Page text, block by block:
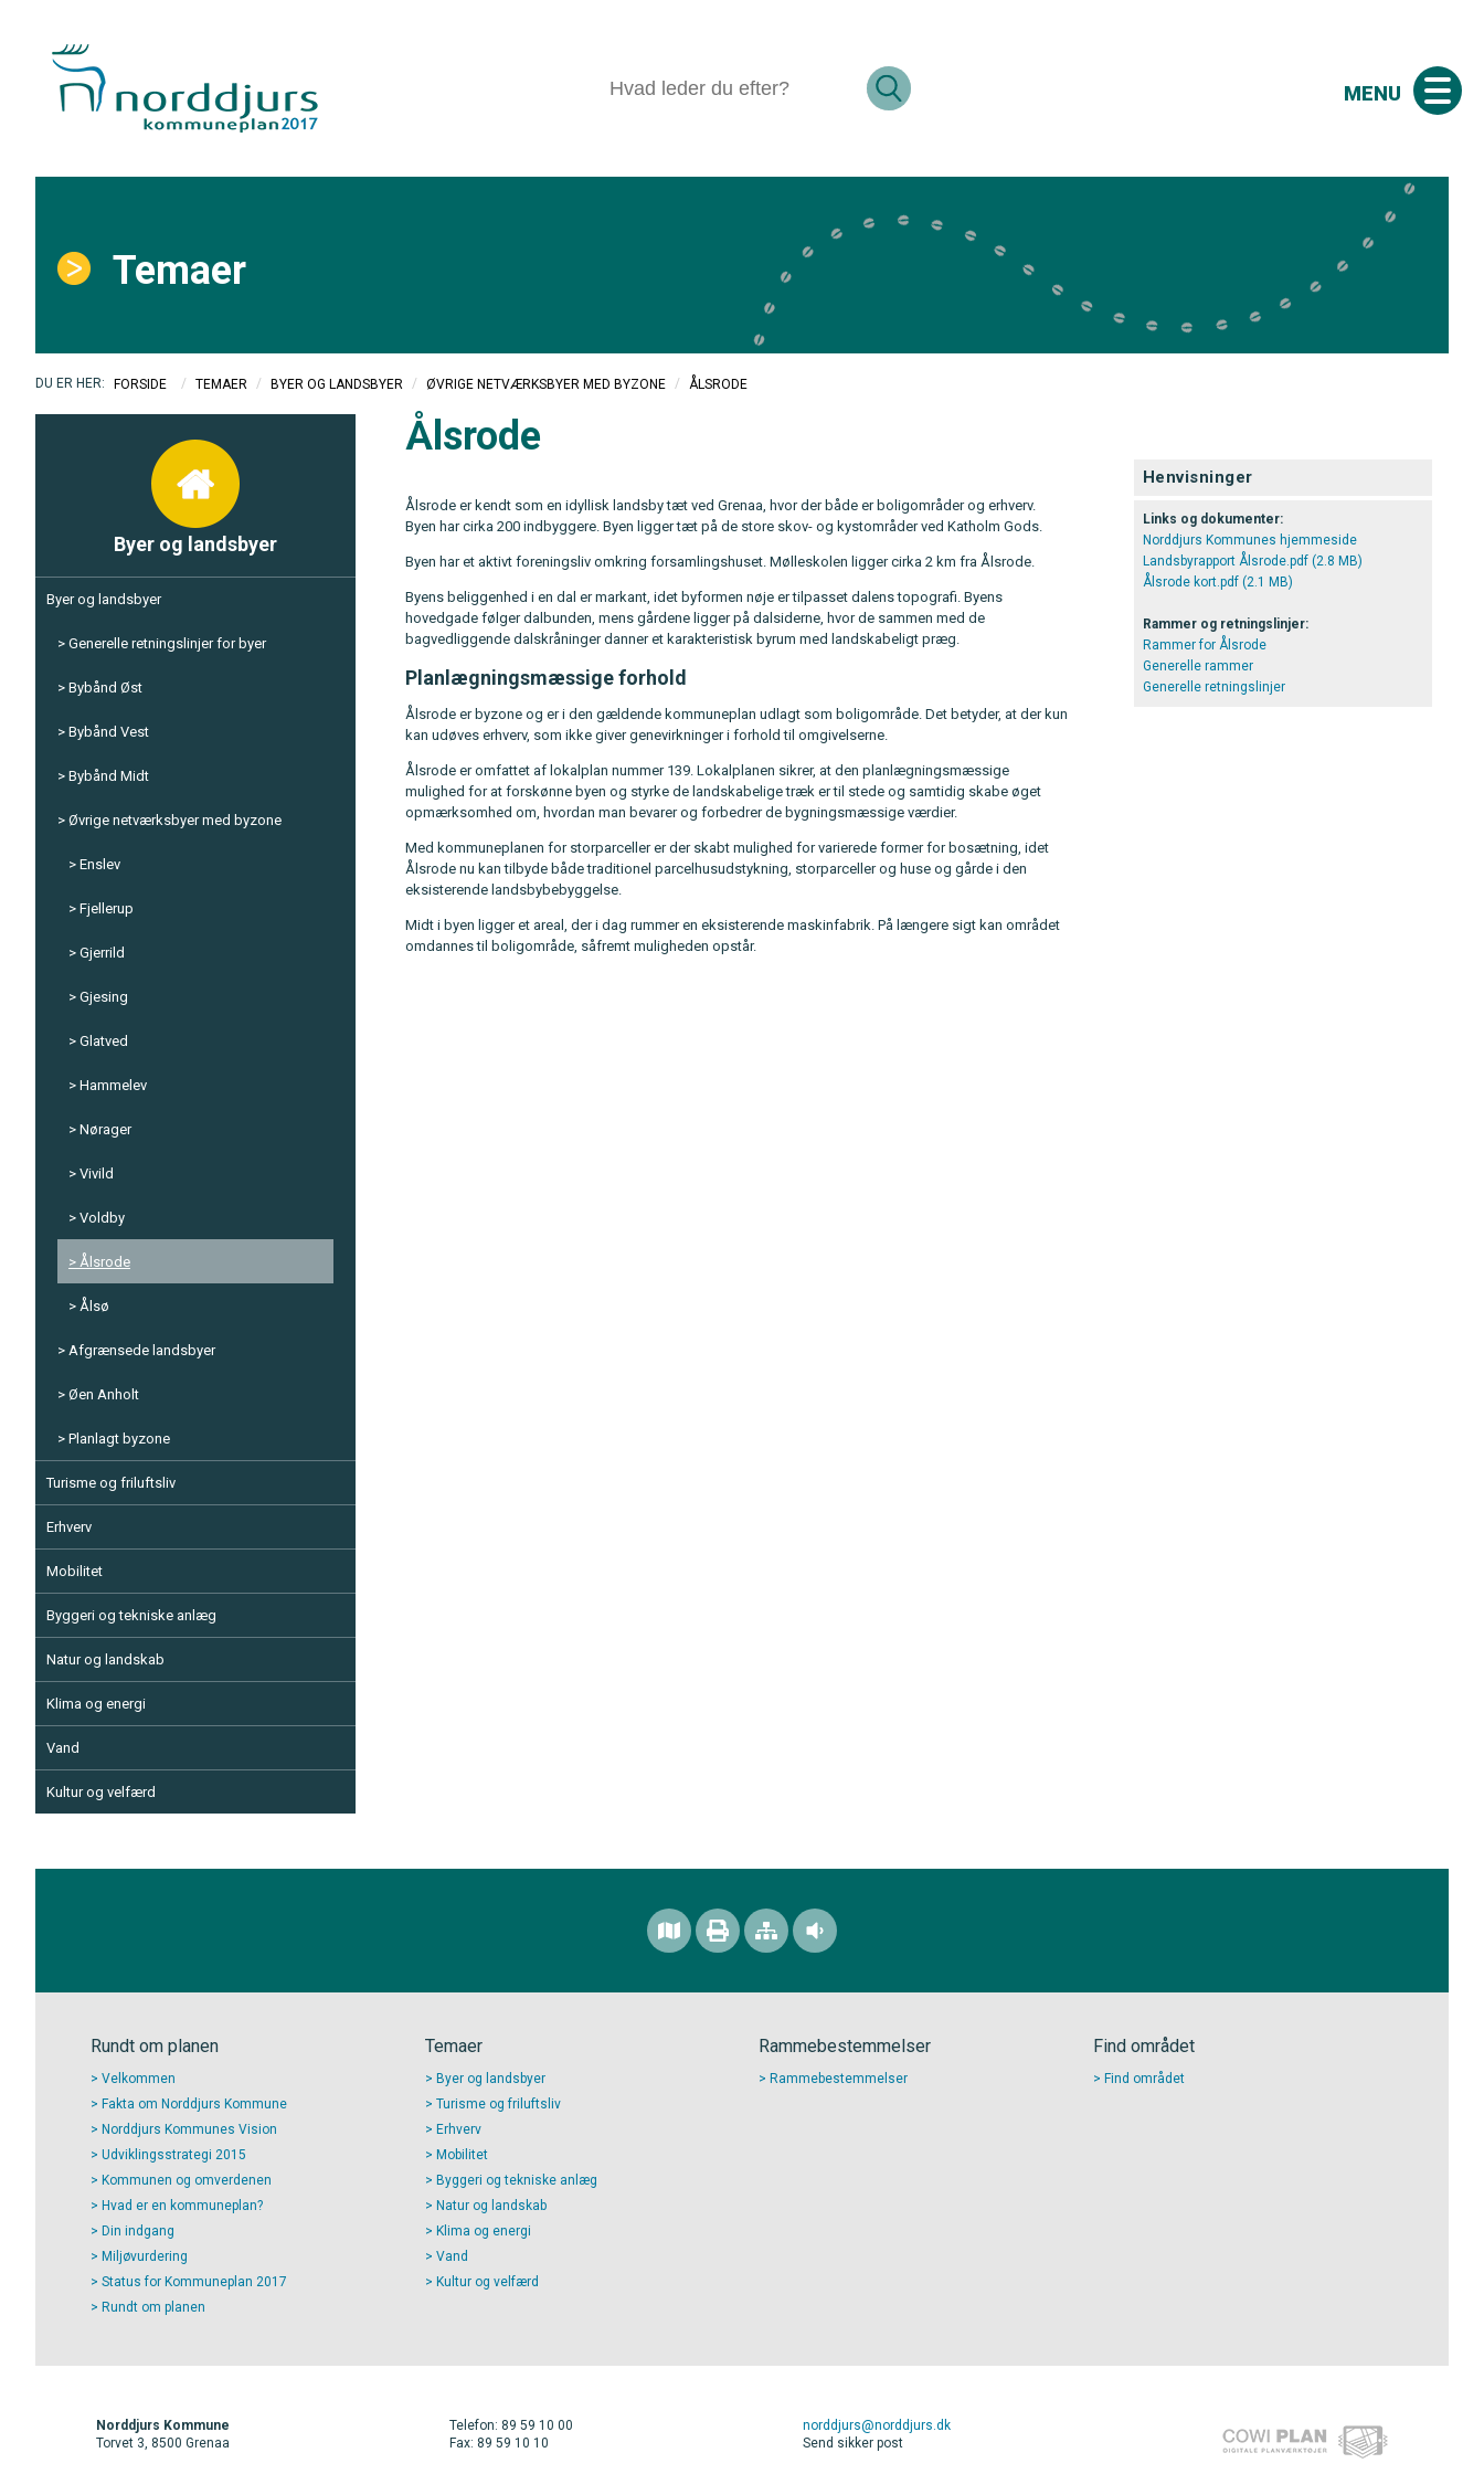
MENU
Temaer
FORSIDE / TEMAER / BYER OG LANDSBYER / ØVRIGE NETVÆRKSBYER MED BYZONE / ÅLSRODE
Byer og landsbyer
Generelle retningslinjer for byer
Bybånd Øst
Bybånd Vest
Bybånd Midt
Øvrige netværksbyer med byzone
Enslev
Fjellerup
Gjerrild
Gjesing
Glatved
Hammelev
Nørager
Vivild
Voldby
Ålsrode
Ålsø
Afgrænsede landsbyer
Øen Anholt
Planlagt byzone
Turisme og friluftsliv
Erhverv
Mobilitet
Byggeri og tekniske anlæg
Natur og landskab
Klima og energi
Vand
Kultur og velfærd
Byer og landsbyer
Ålsrode
Ålsrode er kendt som en idyllisk landsby tæt ved Grenaa, hvor der både er boligområder og erhverv.
Byen har cirka 200 indbyggere. Byen ligger tæt på de store skov- og kystområder ved Katholm Gods.
Byen har et aktivt foreningsliv omkring forsamlingshuset. Mølleskolen ligger cirka 2 km fra Ålsrode.
Byens beliggenhed i en dal er markant, idet byformen nøje er tilpasset dalens topografi. Byens
hovedgade følger dalbunden, mens gårdene ligger på dalsiderne, hvor de sammen med de
bagvedliggende dalskråninger danner et karakteristisk byrum med landskabeligt præg.
Planlægningsmæssige forhold
Ålsrode er byzone og er i den gældende kommuneplan udlagt som boligområde. Det betyder, at der kun
kan udøves erhverv, som ikke giver genevirkninger i forhold til omgivelserne.
Ålsrode er omfattet af lokalplan nummer 139. Lokalplanen sikrer, at den planlægningsmæssige
mulighed for at forskønne byen og styrke de landskabelige træk er til stede og samtidig skabe øget
opmærksomhed om, hvordan man bevarer og forbedrer de bygningsmæssige værdier.
Med kommuneplanen for storparceller er der skabt mulighed for varierede former for bosætning, idet
Ålsrode nu kan tilbyde både traditionel parcelhusudstykning, storparceller og huse og gårde i den
eksisterende landsbybebyggelse.
Midt i byen ligger et areal, der i dag rummer en eksisterende maskinfabrik. På længere sigt kan området
omdannes til boligområde, såfremt muligheden opstår.
Henvisninger
Links og dokumenter:
Norddjurs Kommunes hjemmeside
Landsbyrapport Ålsrode.pdf (2.8 MB)
Ålsrode kort.pdf (2.1 MB)
Rammer og retningslinjer:
Rammer for Ålsrode
Generelle rammer
Generelle retningslinjer
Rundt om planen
Velkommen
Fakta om Norddjurs Kommune
Norddjurs Kommunes Vision
Udviklingsstrategi 2015
Kommunen og omverdenen
Hvad er en kommuneplan?
Din indgang
Miljøvurdering
Status for Kommuneplan 2017
Rundt om planen
Temaer
Byer og landsbyer
Turisme og friluftsliv
Erhverv
Mobilitet
Byggeri og tekniske anlæg
Natur og landskab
Klima og energi
Vand
Kultur og velfærd
Rammebestemmelser
Rammebestemmelser
Find området
Find området
Norddjurs Kommune
Torvet 3, 8500 Grenaa
Telefon: 89 59 10 00
Fax: 89 59 10 10
norddjurs@norddjurs.dk
Send sikker post